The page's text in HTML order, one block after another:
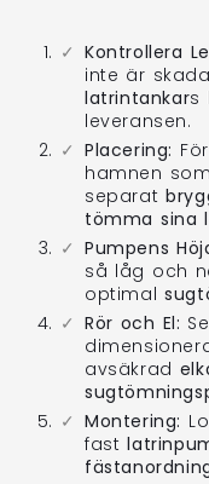
Kontrollera
inte är
latrintankars
leveransen.
Placering:
hamnen
separat
tömma sina
Pumpens
så låg och
optimal
Rör och El:
avsäkrad
Montering:
fast